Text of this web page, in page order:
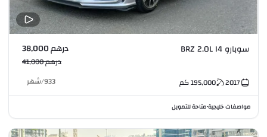
سوبارو BRZ 2.0L I4 درهم 38,000
درهم 41,000
2017
195,000كم 933
/شهر
مواصفات خليجية•متاحة للتمويل